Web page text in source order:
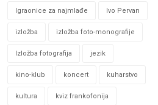
Igraonice za najmlađe Ivo Pervan
izložba izložba foto-monografije
Izložba fotografija jezik
kino-klub koncert kuharstvo
kultura kviz frankofonija